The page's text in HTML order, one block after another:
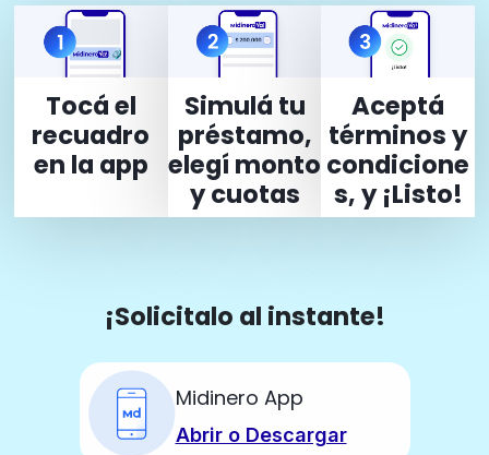
Tocá el
recuadro
en la app
Simulá tu
préstamo,
elegí monto
y cuotas
Aceptá
términos y
condicione
s, y ¡Listo!
¡Solicitalo al instante!
Midinero App
Abrir o Descargar